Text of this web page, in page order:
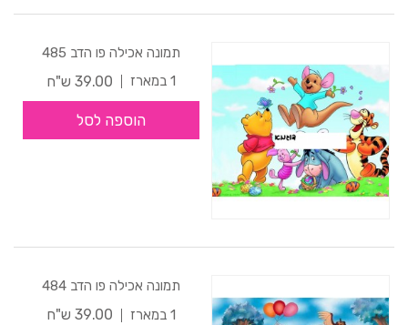
תמונה אכילה פו הדב 485
1 במארז
39.00 ש"ח
הוספה לסל
תמונה אכילה פו הדב 484
1 במארז
39.00 ש"ח